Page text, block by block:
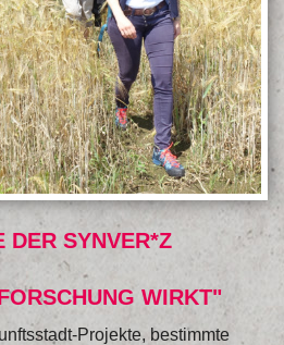
DER SYNVER*Z
WIRKT"
Projekte, bestimmte